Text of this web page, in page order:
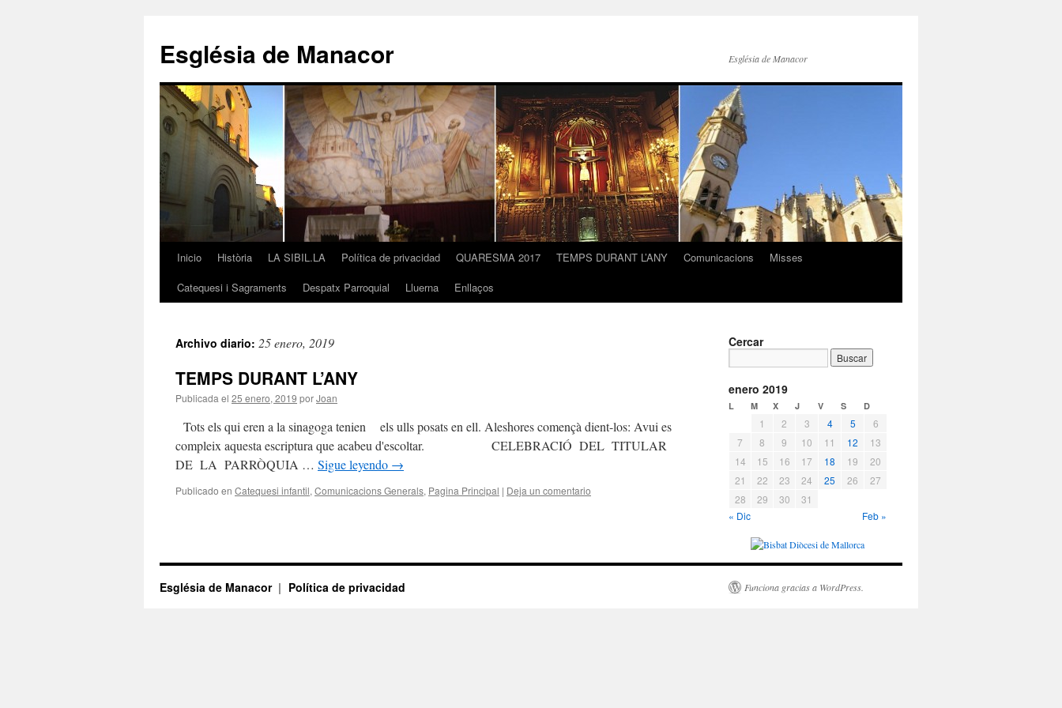
contenido
Església de Manacor Església de Manacor
Inicio Història LA SIBIL.LA Política de privacidad QUARESMA 2017 TEMPS DURANT L’ANY Comunicacions
Misses
Catequesi i Sagraments
Despatx Parroquial Lluerna Enllaços
Archivo diario: 25 enero, 2019
TEMPS DURANT L’ANY
Publicada el 25 enero, 2019 porJoan
Tots els qui eren a la sinagoga tenien els ulls posats en ell. Aleshores començà dient-los: Avui es
compleix aquesta escriptura que acabeu d'escoltar. CELEBRACIÓ DEL TITULAR
DE LA PARRÒQUIA … Sigue leyendo →
Publicado en Catequesi infantil, Comunicacions Generals, Pagina Principal | Deja un comentario
Cercar
enero 2019
L M X J V S D
1 2 3 4 5
6
7
8 9 10 11 12
13
14
15 16 17 18 19
20
21
22 23 24 25 26
27
28
29 30
31
« Dic
Feb »
Església de Manacor Política de privacidad Funciona gracias a WordPress.